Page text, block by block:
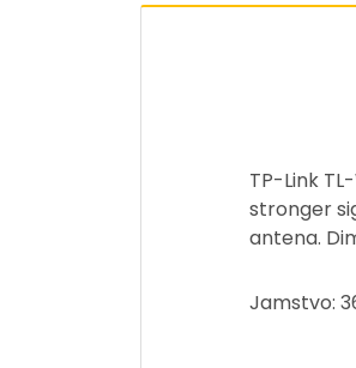
TP-Link
stronger
antena.
Jamstvo: